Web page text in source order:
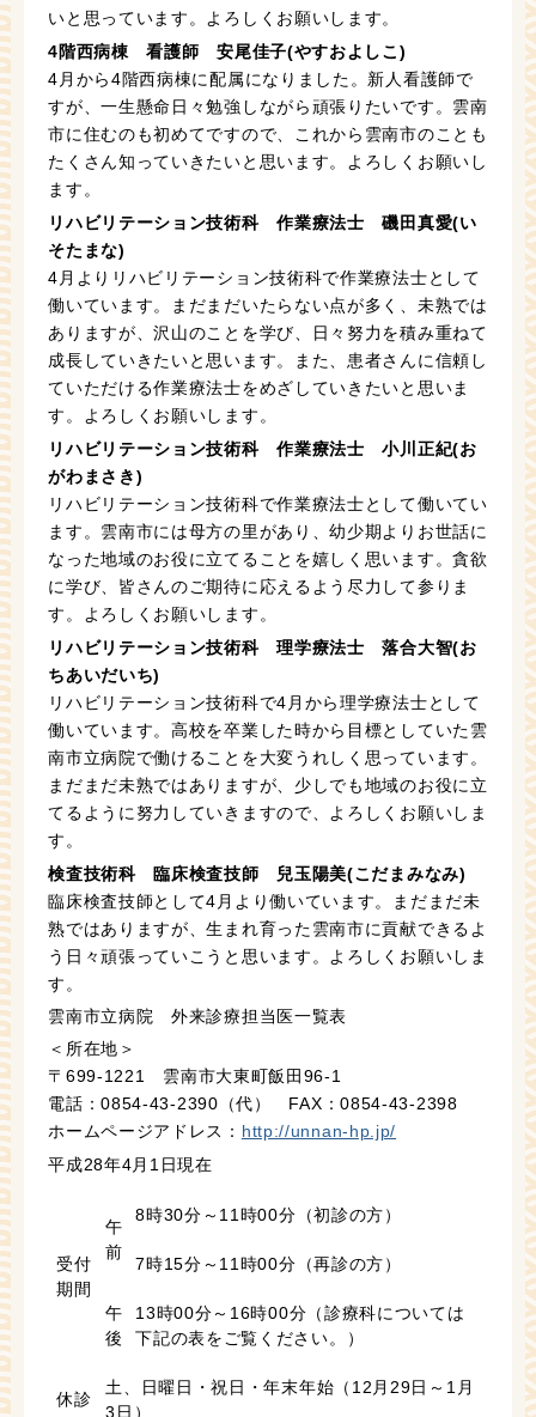
いと思っています。よろしくお願いします。
4階西病棟 看護師 安尾佳子(やすおよしこ)
4月から4階西病棟に配属になりました。新人看護師で
すが、一生懸命日々勉強しながら頑張りたいです。雲南
市に住むのも初めてですので、これから雲南市のことも
たくさん知っていきたいと思います。よろしくお願いし
ます。
リハビリテーション技術科 作業療法士 磯田真愛(い
そたまな)
4月よりリハビリテーション技術科で作業療法士として
働いています。まだまだいたらない点が多く、未熟では
ありますが、沢山のことを学び、日々努力を積み重ねて
成長していきたいと思います。また、患者さんに信頼し
ていただける作業療法士をめざしていきたいと思いま
す。よろしくお願いします。
リハビリテーション技術科 作業療法士 小川正紀(お
がわまさき)
リハビリテーション技術科で作業療法士として働いてい
ます。雲南市には母方の里があり、幼少期よりお世話に
なった地域のお役に立てることを嬉しく思います。貪欲
に学び、皆さんのご期待に応えるよう尽力して参りま
す。よろしくお願いします。
リハビリテーション技術科 理学療法士 落合大智(お
ちあいだいち)
リハビリテーション技術科で4月から理学療法士として
働いています。高校を卒業した時から目標としていた雲
南市立病院で働けることを大変うれしく思っています。
まだまだ未熟ではありますが、少しでも地域のお役に立
てるように努力していきますので、よろしくお願いしま
す。
検査技術科 臨床検査技師 兒玉陽美(こだまみなみ)
臨床検査技師として4月より働いています。まだまだ未
熟ではありますが、生まれ育った雲南市に貢献できるよ
う日々頑張っていこうと思います。よろしくお願いしま
す。
雲南市立病院 外来診療担当医一覧表
＜所在地＞
〒699-1221 雲南市大東町飯田96-1
電話：0854-43-2390（代） FAX：0854-43-2398
ホームページアドレス： http://unnan-hp.jp/
平成28年4月1日現在
受付
期間
午
前
8時30分～11時00分（初診の方）
7時15分～11時00分（再診の方）
午
後
13時00分～16時00分（診療科については
下記の表をご覧ください。）
休診
土、日曜日・祝日・年末年始（12月29日～1月
3日）